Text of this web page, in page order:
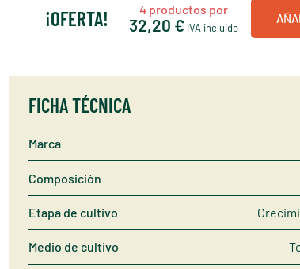
¡OFERTA! 4 productos por
32,20 € IVA incluido
FICHA TÉCNICA
Marca
Composición
Etapa de cultivo
Medio de cultivo